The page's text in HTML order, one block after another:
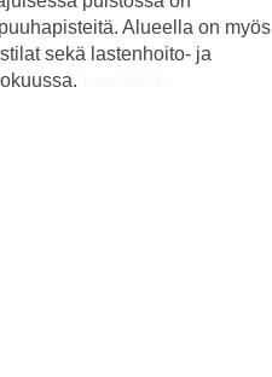
Alueella on myös
sekä lastenhoito- ja